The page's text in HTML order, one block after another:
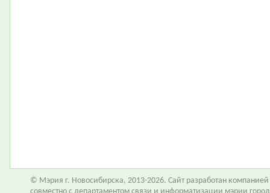
© Мэрия г. Новосибирска, 2013-2026. Сайт разработан компанией